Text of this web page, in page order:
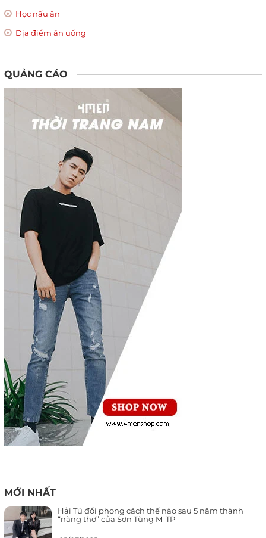
Học nấu ăn
Địa điểm ăn uống
QUẢNG CÁO
MỚI NHẤT
Hải Tú đổi phong cách thế nào sau 5 năm thành
“nàng thơ” của Sơn Tùng M-TP